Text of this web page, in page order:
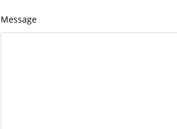
Message